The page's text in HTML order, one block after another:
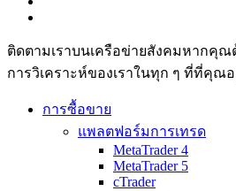
ติดตามเราบนเครือข่ายสังคมหากคุณ
การวิเ­คราะห์ของเราในทุก ๆ ที่ที่คุณ
การซื้อขาย
แพลตฟอร์มการเทรด
MetaTrader 4
MetaTrader 5
cTrader